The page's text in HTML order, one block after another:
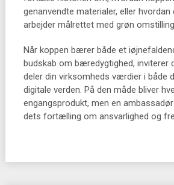
genanvendte materialer, eller hvordan
arbejder målrettet med grøn
Når koppen bærer både et
budskab om bæredygtighed, inviterer
deler din virksomheds værdier i både
digitale verden. På den måde bliver
engangsprodukt, men en
dets fortælling om ansvarlighed og